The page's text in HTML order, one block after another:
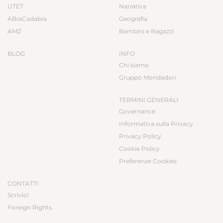
UTET
ABraCadabra
AMZ
BLOG
Narrativa
Geografia
Bambini e Ragazzi
INFO
Chi siamo
Gruppo Mondadori
TERMINI GENERALI
Governance
Informativa sulla Privacy
Privacy Policy
Cookie Policy
Preferenze Cookies
CONTATTI
Scrivici
Foreign Rights